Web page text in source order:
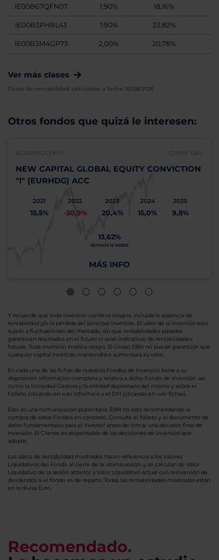
IE00B67QFN07 1,90% 18,16%
IE00B3PHBL43 1,90% 23,82%
IE00B3M4GP73 2,00% 20,78%
Ver más clases
Datos de rentabilidad calculados a fecha 05/08/2026
Otros fondos que quizá le interesen:
IE00BWGC5W01 CNMV: 1284
NEW CAPITAL GLOBAL EQUITY CONVICTION
"I" (EURHDG) ACC
2021
15,5%
2022
-30,9%
2023
20,4%
2024
15,0%
2025
9,8%
13,62%
ÚLTIMOS 12 MESES
MÁS INFO
Y recuerde que toda inversión conlleva riesgos, incluida la ausencia de
rentabilidad y/o la pérdida del principal invertido. El valor de la inversión está
sujeto a fluctuaciones del mercado, sin que rentabilidades pasadas
garanticen resultados en el futuro ni sean indicativas de rentabilidades
futuras. Toda inversión implica riesgo. El Grupo EBN no puede garantizar que
cualquier capital invertido mantendrá o aumentará su valor.
En cada una de las fichas de nuestros Fondos de Inversión tiene a su
disposición información completa y relativa a dicho Fondo de Inversión, así
como la Sociedad Gestora y la entidad depositaria del mismo y sobre el
Folleto (clicando en «ver informe») y el DFI (clicando en «ver ficha»).
Esto es una comunicación publicitaria. EBN no está recomendando la
compra de estos Fondos en concreto. Consulte el folleto y el documento de
datos fundamentales para el inversor antes de tomar una decisión final de
inversión. El Cliente es responsable de las decisiones de inversión que
adopte.
Los datos de rentabilidad mostrados hacen referencia a los Valores
Liquidativos del Fondo al cierre de la última sesión, y se calculan de Valor
Liquidativo de la sesión anterior a Valor Liquidativo actual con reinversión de
dividendos si el fondo es de reparto. Todas las rentabilidades mostradas están
en la divisa Euro.
Recomendado.